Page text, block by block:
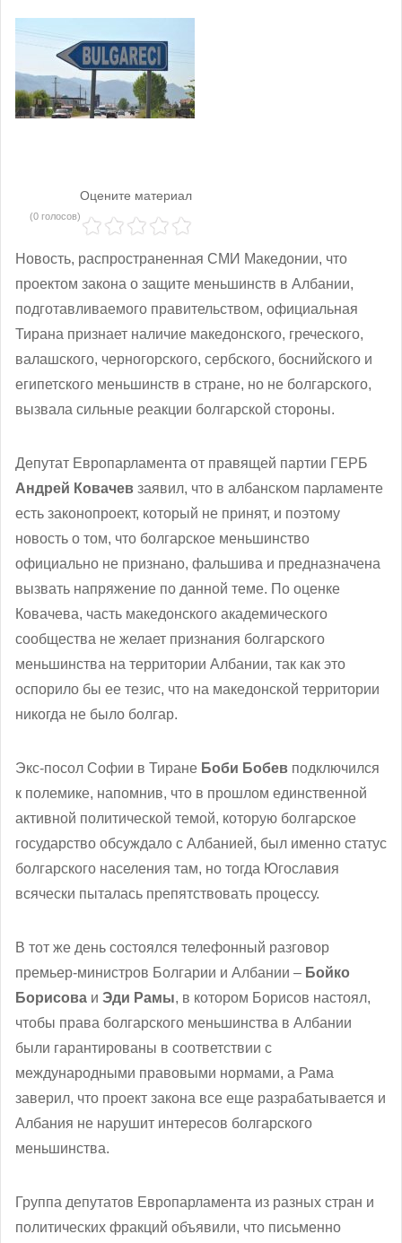
Оцените материал
(0 голосов)
Новость, распространенная СМИ Македонии, что
проектом закона о защите меньшинств в Албании,
подготавливаемого правительством, официальная
Тирана признает наличие македонского, греческого,
валашского, черногорского, сербского, боснийского и
египетского меньшинств в стране, но не болгарского,
вызвала сильные реакции болгарской стороны.
Депутат Европарламента от правящей партии ГЕРБ
Андрей Ковачев заявил, что в албанском парламенте
есть законопроект, который не принят, и поэтому
новость о том, что болгарское меньшинство
официально не признано, фальшива и предназначена
вызвать напряжение по данной теме. По оценке
Ковачева, часть македонского академического
сообщества не желает признания болгарского
меньшинства на территории Албании, так как это
оспорило бы ее тезис, что на македонской территории
никогда не было болгар.
Экс-посол Софии в Тиране Боби Бобев подключился
к полемике, напомнив, что в прошлом единственной
активной политической темой, которую болгарское
государство обсуждало с Албанией, был именно статус
болгарского населения там, но тогда Югославия
всячески пыталась препятствовать процессу.
В тот же день состоялся телефонный разговор
премьер-министров Болгарии и Албании – Бойко
Борисова и Эди Рамы, в котором Борисов настоял,
чтобы права болгарского меньшинства в Албании
были гарантированы в соответствии с
международными правовыми нормами, а Рама
заверил, что проект закона все еще разрабатывается и
Албания не нарушит интересов болгарского
меньшинства.
Группа депутатов Европарламента из разных стран и
политических фракций объявили, что письменно